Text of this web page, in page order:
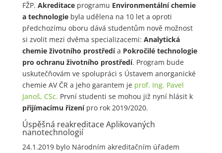
FŽP. Akreditaceprogramu Environmentální chemie
a technologiebyla udělena na 10 let a oproti
předchozímu oboru dává studentům nově možnost
si zvolit mezi dvěma specializacemi: Analytická
chemie životního prostředía Pokročilé technologie
pro ochranu životního prostředí. Program bude
uskutečňovám ve spolupráci s Ústavem anorganické
chemie AV ČR a jeho garantem je prof. Ing. Pavel
Janoš, CSc. První studenti se mohou již nyní hlásit k
přijímacímu řízenípro rok 2019/2020.
Úspěšná reakreditace Aplikovaných
nanotechnologií
24.1.2019 bylo Národním akreditačním úřadem